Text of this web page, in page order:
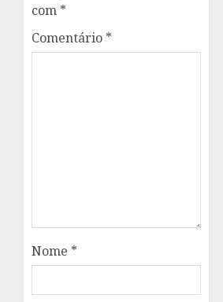
com *
Comentário *
Nome *